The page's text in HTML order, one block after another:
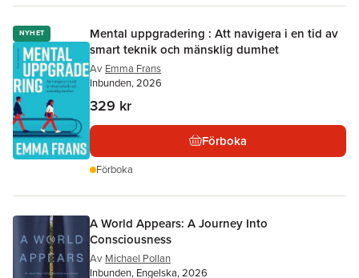
NYHET
Mental uppgradering : Att navigera i en tid av
smart teknik och mänsklig dumhet
Av Emma Frans
Inbunden, 2026
329 kr
Förboka
Förboka
A World Appears: A Journey Into
Consciousness
Av Michael Pollan
Inbunden, Engelska, 2026